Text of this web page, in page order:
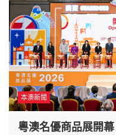
本澳新聞
粵澳名優商品展開